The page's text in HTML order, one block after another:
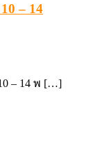
– 14
– 14 พ […]